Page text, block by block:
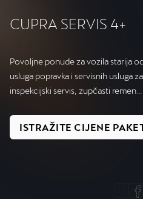
CUPRA SERVIS 4+
Povoljne ponude za vozila starija
usluga popravka i servisnih usluga
inspekcijski servis, zupčasti remen...
ISTRAŽITE CIJENE